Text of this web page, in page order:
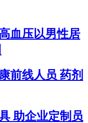
血压以男性居
前线人员 药剂
助企业定制员